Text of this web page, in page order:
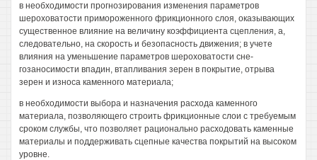
в необходимости прогнозирования изменения параметров
шероховатости примороженного фрикционного слоя, оказывающих
существенное влияние на величину коэффициента сцепления, а,
следовательно, на скорость и безопасность движения; в учете
влияния на уменьшение параметров шероховатости сне-
гозаносимости впадин, втапливания зерен в покрытие, отрыва
зерен и износа каменного материала;
в необходимости выбора и назначения расхода каменного
материала, позволяющего строить фрикционные слои с требуемым
сроком службы, что позволяет рационально расходовать каменные
материалы и поддерживать сцепные качества покрытий на высоком
уровне.